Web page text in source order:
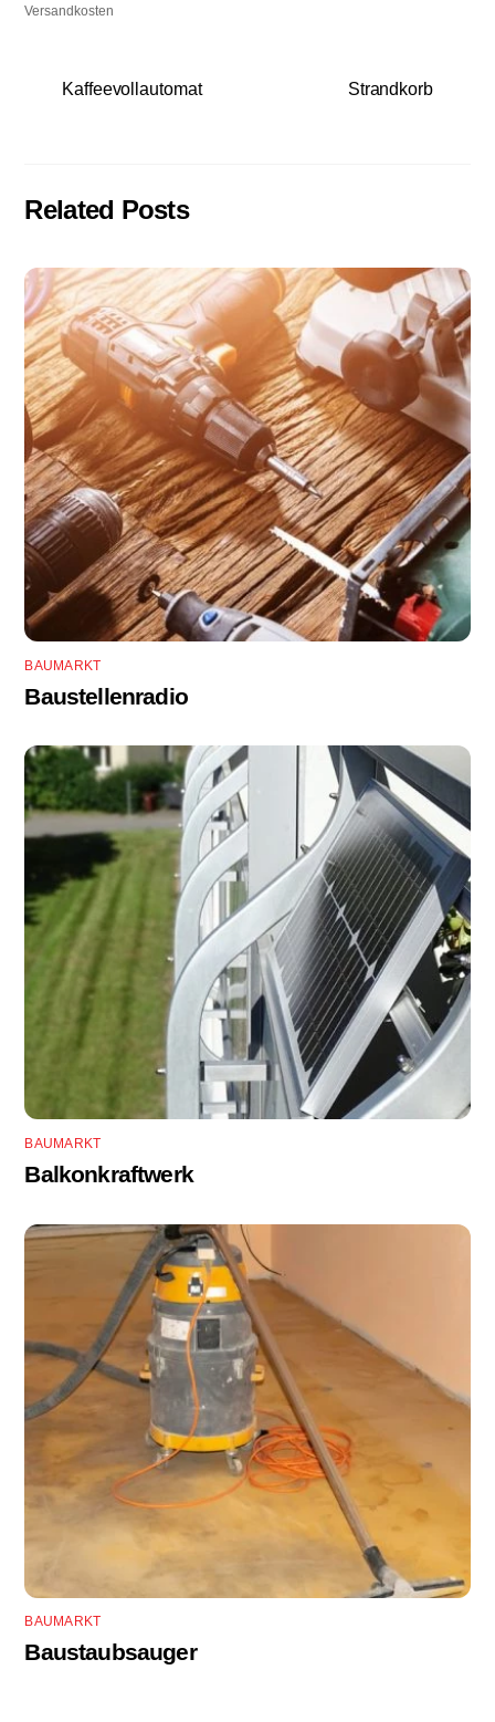
Versandkosten
Kaffeevollautomat Strandkorb
Related Posts
BAUMARKT
Baustellenradio
BAUMARKT
Balkonkraftwerk
BAUMARKT
Baustaubsauger